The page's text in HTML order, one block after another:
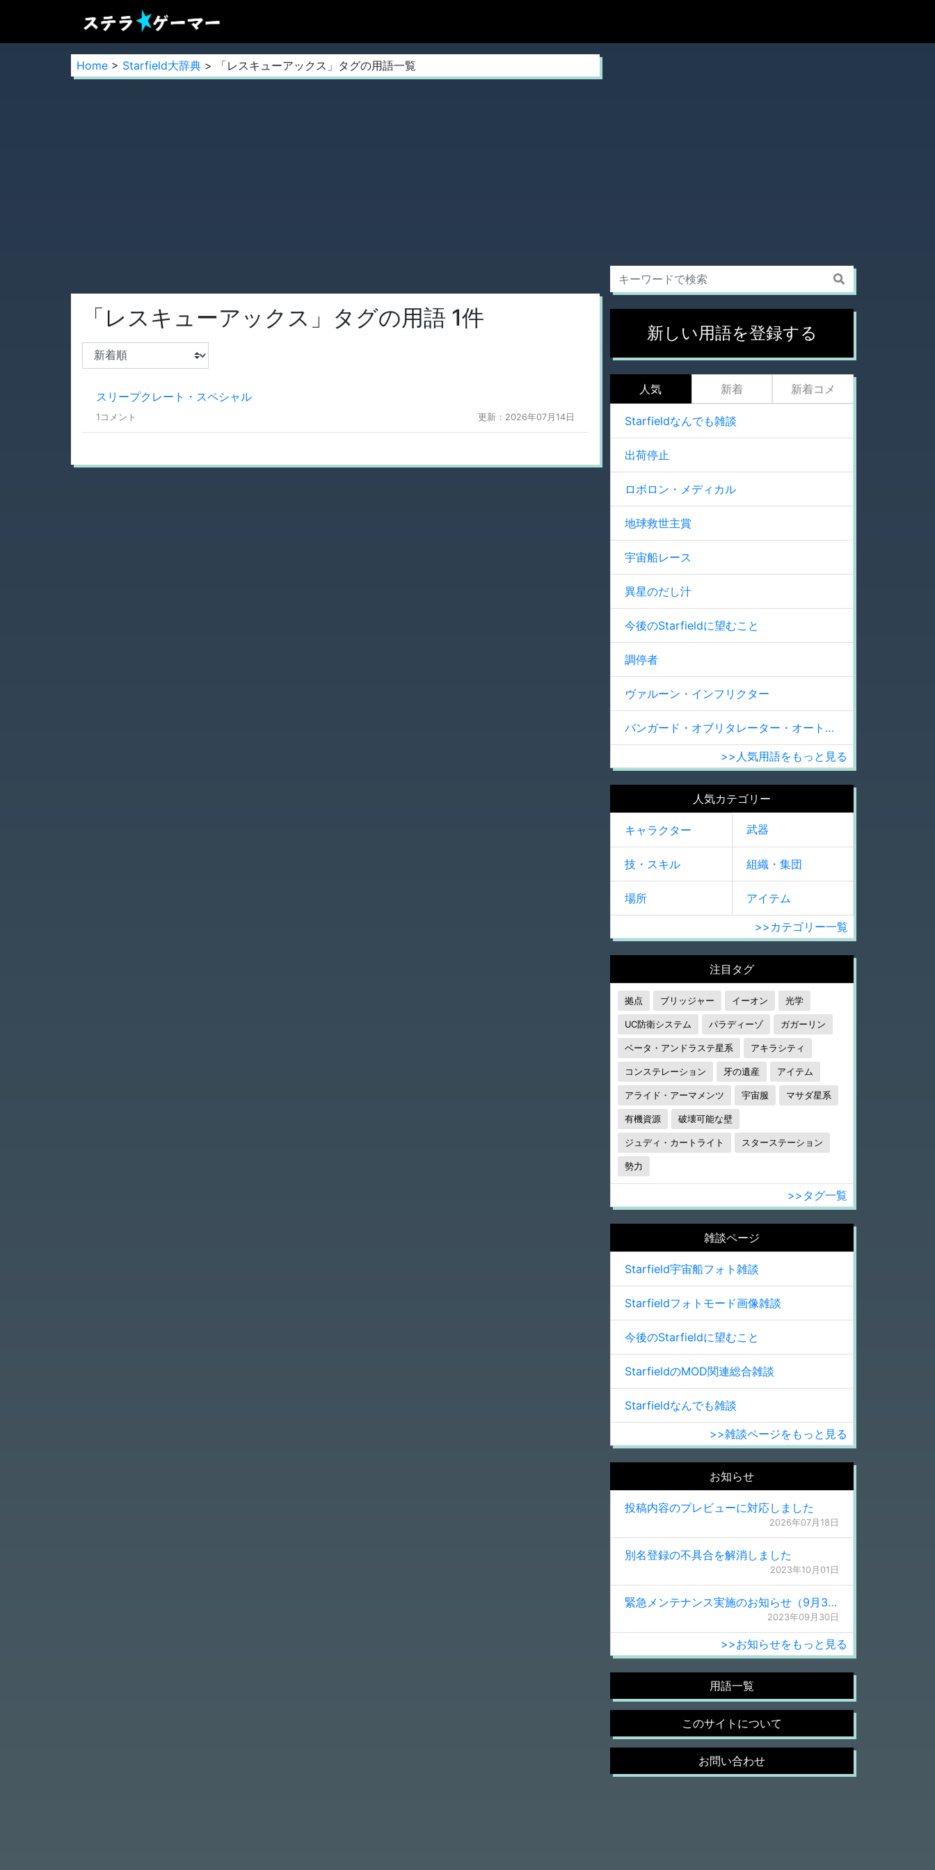
Home > Starfield大辞典 > 「レスキューアックス」タグの用語一覧
「レスキューアックス」タグの用語 1件
スリープクレート・スペシャル
1コメント 更新：2026年07月14日
新しい用語を登録する
人気 新着 新着コメ
Starfieldなんでも雑談
出荷停止
ロボロン・メディカル
地球救世主賞
宇宙船レース
異星のだし汁
今後のStarfieldに望むこと
調停者
ヴァルーン・インフリクター
バンガード・オブリタレーター・オートプロジェクター
>>人気用語をもっと見る
人気カテゴリー
キャラクター 武器
技・スキル 組織・集団
場所 アイテム
>>カテゴリー一覧
注目タグ
拠点 ブリッジャー イーオン 光学
UC防衛システム パラディーゾ ガガーリン
ベータ・アンドラステ星系 アキラシティ
コンステレーション 牙の遺産 アイテム
アライド・アーマメンツ 宇宙服 マサダ星系
有機資源 破壊可能な壁
ジュディ・カートライト スターステーション
勢力
>>タグ一覧
雑談ページ
Starfield宇宙船フォト雑談
Starfieldフォトモード画像雑談
今後のStarfieldに望むこと
StarfieldのMOD関連総合雑談
Starfieldなんでも雑談
>>雑談ページをもっと見る
お知らせ
投稿内容のプレビューに対応しました
2026年07月18日
別名登録の不具合を解消しました
2023年10月01日
緊急メンテナンス実施のお知らせ（9月30日 0:15更新）
2023年09月30日
>>お知らせをもっと見る
用語一覧
このサイトについて
お問い合わせ